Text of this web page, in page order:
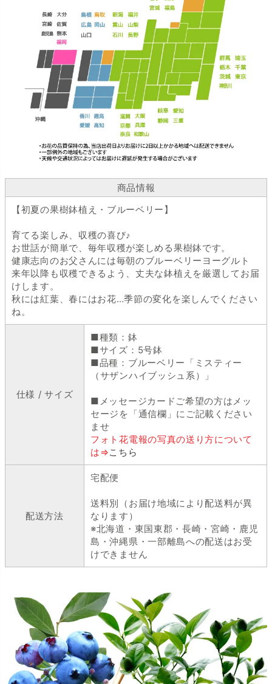
商品情報
【初夏の果樹鉢植え・ブルーベリー】
育てる楽しみ、収穫の喜び♪
お世話が簡単で、毎年収穫が楽しめる果樹鉢です。
健康志向のお父さんには毎朝のブルーベリーヨーグルト
来年以降も収穫できるよう、丈夫な鉢植えを厳選してお届
けします。
秋には紅葉、春にはお花…季節の変化を楽しんでください
ね。
仕様 / サイズ
■種類：鉢
■サイズ：5号鉢
■品種：ブルーベリー「ミスティー
（サザンハイブッシュ系）」
■メッセージカードご希望の方はメッ
セージを「通信欄」にご記載ください
ませ
フォト花電報の写真の送り方について
は⇒こちら
配送方法
宅配便
送料別（お届け地域により配送料が異
なります）
※北海道・東国東郡・長崎・宮崎・鹿児
島・沖縄県・一部離島への配送はお受
けできません